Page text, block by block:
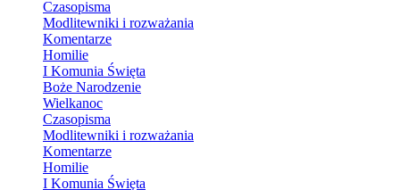
Czasopisma
Modlitewniki i rozważania
Komentarze
Homilie
I Komunia Święta
Boże Narodzenie
Wielkanoc
Czasopisma
Modlitewniki i rozważania
Komentarze
Homilie
I Komunia Święta